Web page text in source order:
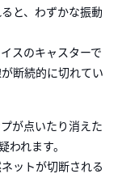
と、わずかな振動
スのキャスターで
断続的に切れてい
が点いたり消えた
れます。
ットが切断される